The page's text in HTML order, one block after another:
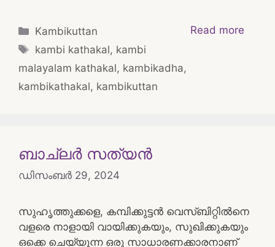
Read more
Categories
Kambikuttan
Tags
kambi kathakal, kambi
malayalam kathakal, kambikadha,
kambikathakal, kambikuttan
ബാച്‌ലർ സത്യൻ
ഡിസംബർ 29, 2024
സുഹൃത്തുക്കളെ, കമ്പിക്കുട്ടൻ വെസ്‌ബിറ്റിൽനെ
വളരെ നാളായി വായിക്കുകയും, സുഖിക്കുകയും
ഒക്കെ ചെയ്യുന്ന ഒരു സാധാരണക്കാരനാണ്